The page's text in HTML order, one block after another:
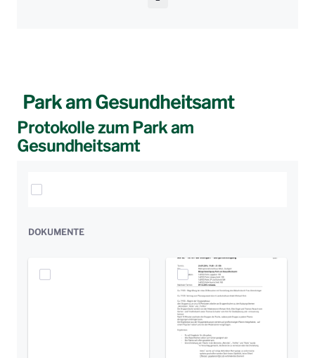
Park am Gesundheitsamt
Protokolle zum Park am
Gesundheitsamt
Elemente auswählen
DOKUMENTE